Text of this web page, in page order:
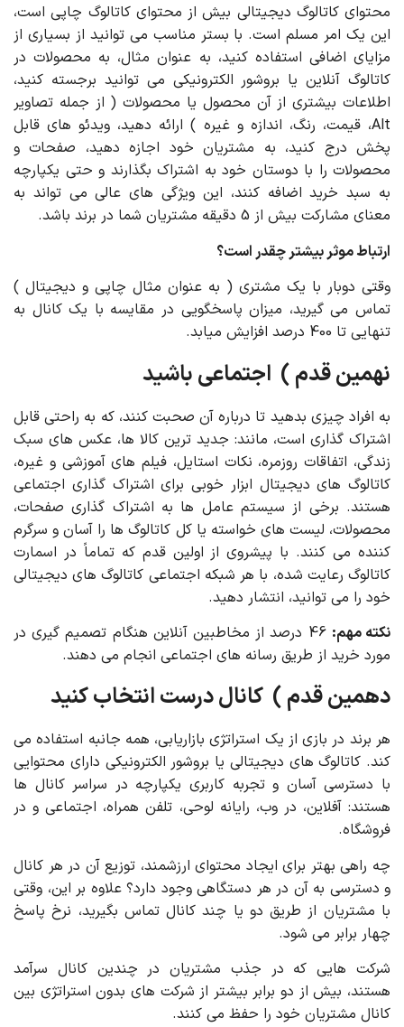
محتوای کاتالوگ دیجیتالی بیش از محتوای کاتالوگ چاپی است،
این یک امر مسلم است. با بستر مناسب می توانید از بسیاری از
مزایای اضافی استفاده کنید، به عنوان مثال، به محصولات در
کاتالوگ آنلاین یا بروشور الکترونیکی می توانید برجسته کنید،
اطلاعات بیشتری از آن محصول یا محصولات ( از جمله تصاویر
Alt، قیمت، رنگ، اندازه و غیره ) ارائه دهید، ویدئو های قابل
پخش درج کنید، به مشتریان خود اجازه دهید، صفحات و
محصولات را با دوستان خود به اشتراک بگذارند و حتی یکپارچه
به سبد خرید اضافه کنند، این ویژگی های عالی می تواند به
معنای مشارکت بیش از 5 دقیقه مشتریان شما در برند باشد.
ارتباط موثر بیشتر چقدر است؟
وقتی دوبار با یک مشتری ( به عنوان مثال چاپی و دیجیتال )
تماس می گیرید، میزان پاسخگویی در مقایسه با یک کانال به
تنهایی تا 400 درصد افزایش میابد.
نهمین قدم ) اجتماعی باشید
به افراد چیزی بدهید تا درباره آن صحبت کنند، که به راحتی قابل
اشتراک گذاری است، مانند: جدید ترین کالا ها، عکس های سبک
زندگی، اتفاقات روزمره، نکات استایل، فیلم های آموزشی و غیره،
کاتالوگ های دیجیتال ابزار خوبی برای اشتراک گذاری اجتماعی
هستند. برخی از سیستم عامل ها به اشتراک گذاری صفحات،
محصولات، لیست های خواسته یا کل کاتالوگ ها را آسان و سرگرم
کننده می کنند. با پیشروی از اولین قدم که تماماً در اسمارت
کاتالوگ رعایت شده، با هر شبکه اجتماعی کاتالوگ های دیجیتالی
خود را می توانید، انتشار دهید.
نکته مهم:
46 درصد از مخاطبین آنلاین هنگام تصمیم گیری در
مورد خرید از طریق رسانه های اجتماعی انجام می دهند.
دهمین قدم ) کانال درست انتخاب کنید
هر برند در بازی از یک استراتژی بازاریابی، همه جانبه استفاده می
کند. کاتالوگ های دیجیتالی یا بروشور الکترونیکی دارای محتوایی
با دسترسی آسان و تجربه کاربری یکپارچه در سراسر کانال ها
هستند: آفلاین، در وب، رایانه لوحی، تلفن همراه، اجتماعی و در
فروشگاه.
چه راهی بهتر برای ایجاد محتوای ارزشمند، توزیع آن در هر کانال
و دسترسی به آن در هر دستگاهی وجود دارد؟ علاوه بر این، وقتی
با مشتریان از طریق دو یا چند کانال تماس بگیرید، نرخ پاسخ
چهار برابر می شود.
شرکت هایی که در جذب مشتریان در چندین کانال سرآمد
هستند، بیش از دو برابر بیشتر از شرکت های بدون استراتژی بین
کانال مشتریان خود را حفظ می کنند.